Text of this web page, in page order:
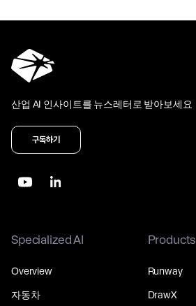
산업 AI 인사이트를 뉴스레터로 받아보세요
구독하기
Specialized AI
Overview
자동차
Products
Runway
DrawX